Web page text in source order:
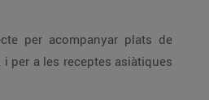
per acompanyar plats de
i per a les receptes asiàtiques